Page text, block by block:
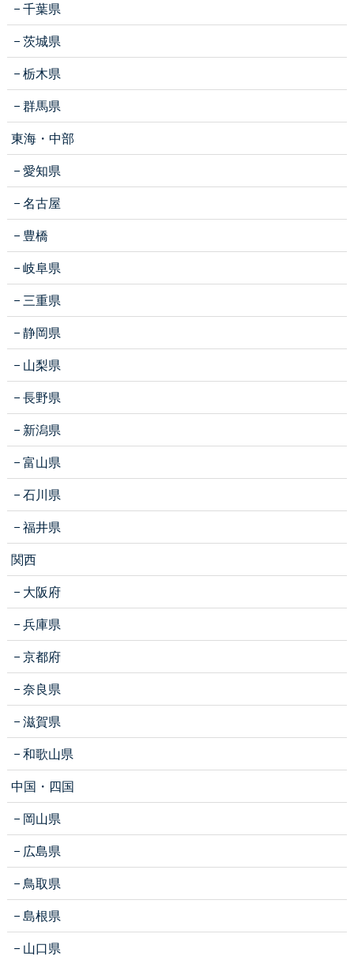
千葉県
茨城県
栃木県
群馬県
東海・中部
愛知県
名古屋
豊橋
岐阜県
三重県
静岡県
山梨県
長野県
新潟県
富山県
石川県
福井県
関西
大阪府
兵庫県
京都府
奈良県
滋賀県
和歌山県
中国・四国
岡山県
広島県
鳥取県
島根県
山口県